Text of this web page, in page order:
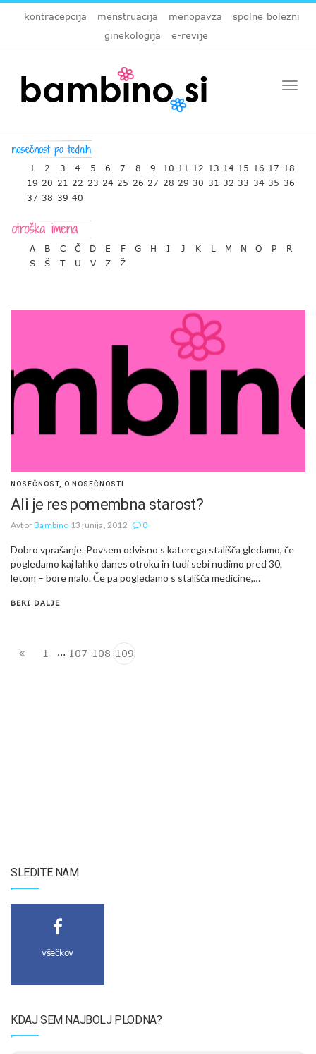
kontracepcija menstruacija menopavza
spolne bolezni
ginekologija
e-revije
1 2 3 4 5 6 7 8 9 10 11 12 13 14 15 16 17 18
19 20 21 22 23 24 25 26 27 28 29 30 31 32 33 34 35 36
37 38 39 40
A B C Č D E F G H I J K L M N O P
R
S
Š T U V Z Ž
NOSEČNOST, O NOSEČNOSTI
Ali je res pomembna starost?
AvtorBambino 13 junija, 2012 0
Dobro vprašanje. Povsem odvisno s katerega stališča gledamo, če
pogledamo kaj lahko danes otroku in tudi sebi nudimo pred 30.
letom – bore malo. Če pa pogledamo s stališča medicine,…
BERI DALJE
1 … 107 108 109
SLEDITE NAM
všečkov
KDAJ SEM NAJBOLJ PLODNA?